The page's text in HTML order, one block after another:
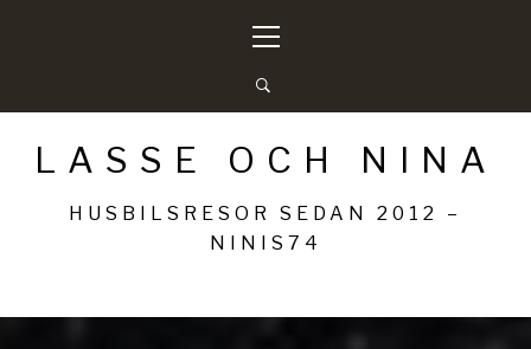
meny
LASSE OCH NINA
HUSBILSRESOR SEDAN 2012 –
NINIS74